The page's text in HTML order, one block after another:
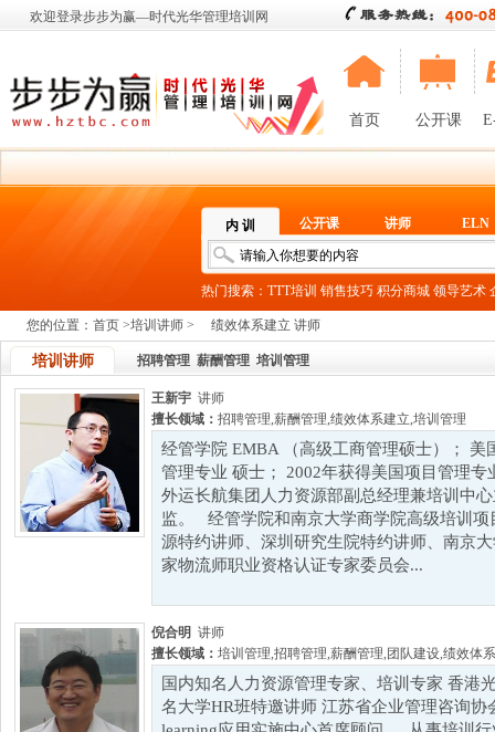
欢迎登录步步为赢—时代光华管理培训网
首页 公开课
内 训 公开课 讲师 ELN
热门搜索： TTT培训 销售技巧 积分商城 领导艺术
您的位置： 首页 >培训讲师 > 绩效体系建立 讲师
培训讲师 招聘管理 薪酬管理 培训管理
王新宇 讲师
擅长领域： 招聘管理,薪酬管理,绩效体系建立,培训管理
经管学院 EMBA （高级工商管理硕士）； 美
管理专业 硕士； 2002年获得美国项目管理专
外运长航集团人力资源部副总经理兼培训中
监。 经管学院和南京大学商学院高级培训项
源特约讲师、深圳研究生院特约讲师、南京
家物流师职业资格认证专家委员会...
倪合明 讲师
擅长领域： 培训管理,招聘管理,薪酬管理, 团队建设,绩效体
国内知名人力资源管理专家、培训专家 香港
名大学HR班特邀讲师 江苏省企业管理咨询协